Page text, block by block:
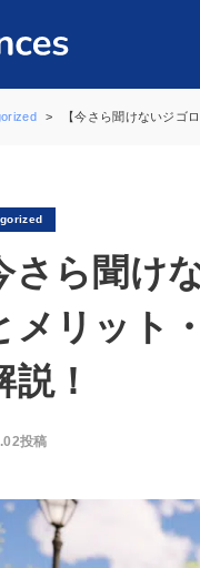
【今さら聞けないジゴ
さら聞け
メリット
説！
投稿